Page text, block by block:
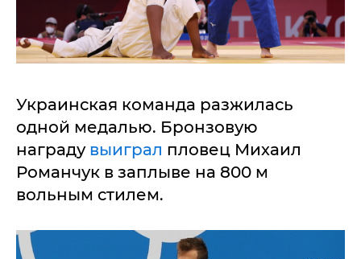
Украинская команда разжилась
одной медалью. Бронзовую
награду выиграл пловец Михаил
Романчук в заплыве на 800 м
вольным стилем.